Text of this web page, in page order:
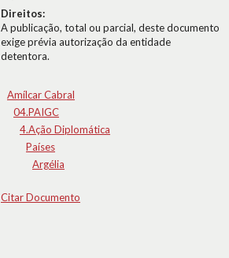
Direitos:
A publicação, total ou parcial, deste documento
exige prévia autorização da entidade
detentora.
Amílcar Cabral
04.PAIGC
4.Ação Diplomática
Países
Argélia
Citar Documento